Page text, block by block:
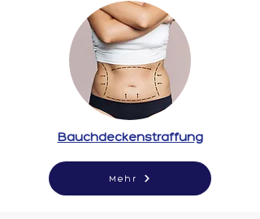
Bauchdeckenstraffung
Mehr